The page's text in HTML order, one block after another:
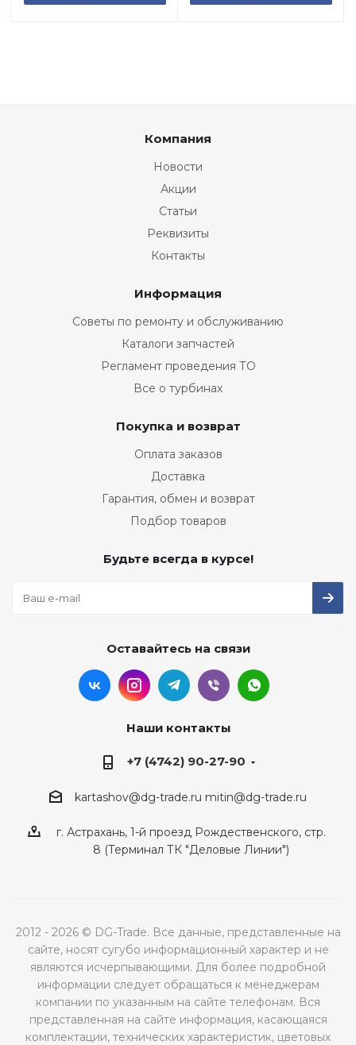
Компания
Новости
Акции
Статьи
Реквизиты
Контакты
Информация
Советы по ремонту и обслуживанию
Каталоги запчастей
Регламент проведения ТО
Все о турбинах
Покупка и возврат
Оплата заказов
Доставка
Гарантия, обмен и возврат
Подбор товаров
Будьте всегда в курсе!
Оставайтесь на связи
Наши контакты
+7 (4742) 90-27-90
kartashov@dg-trade.ru mitin@dg-trade.ru
г. Астрахань, 1-й проезд Рождественского, стр.
8 (Терминал ТК "Деловые Линии")
2012 - 2026 © DG-Trade. Все данные, представленные на
сайте, носят сугубо информационный характер и не
являются исчерпывающими. Для более подробной
информации следует обращаться к менеджерам
компании по указанным на сайте телефонам. Вся
представленная на сайте информация, касающаяся
комплектации, технических характеристик, цветовых